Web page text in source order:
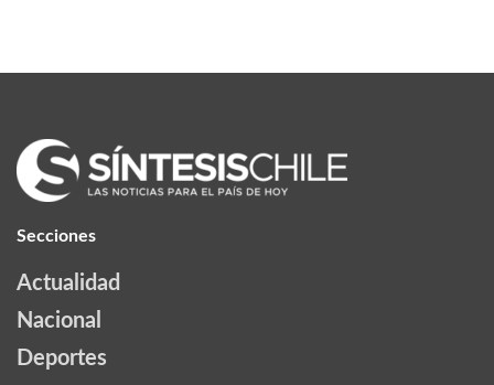
Secciones
Actualidad
Nacional
Deportes